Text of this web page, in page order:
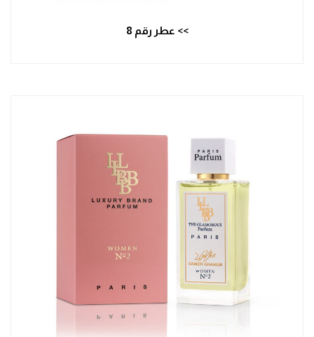
>> عطر رقم 8